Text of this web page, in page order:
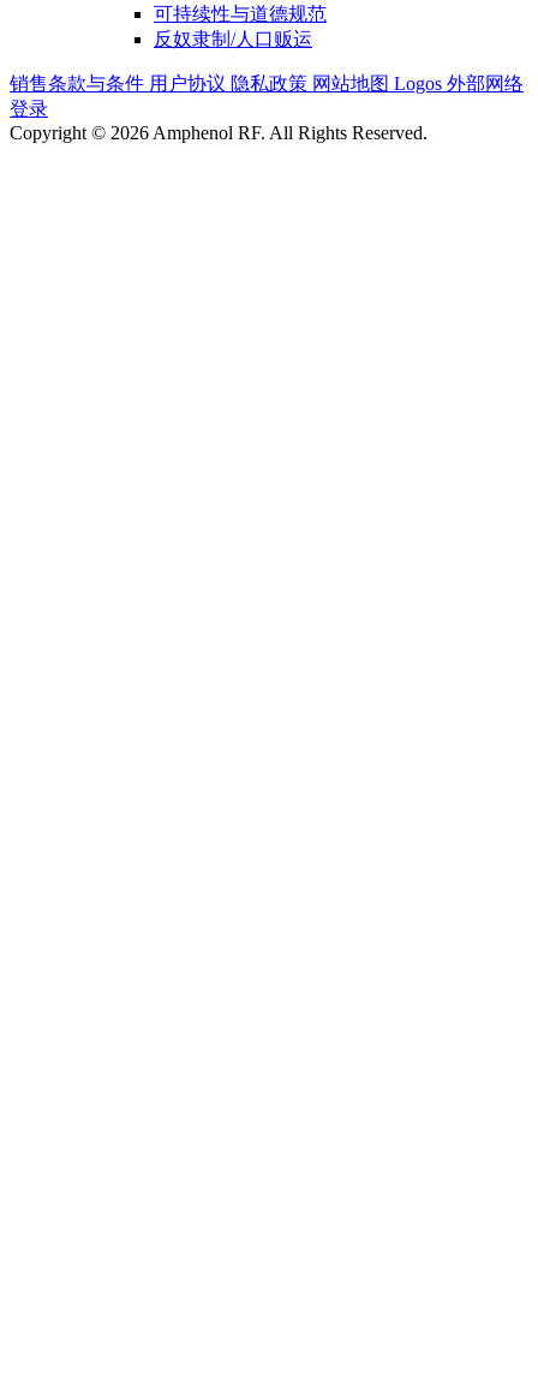
可持续性与道德规范
反奴隶制/人口贩运
销售条款与条件 用户协议 隐私政策 网站地图 Logos 外部网络
登录
Copyright © 2026 Amphenol RF. All Rights Reserved.